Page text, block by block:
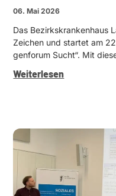
06. Mai 2026
Das Bezirks­kran­kenhaus
Zeichen und startet am
gen­forum Sucht“. Mit
Weiter­lesen